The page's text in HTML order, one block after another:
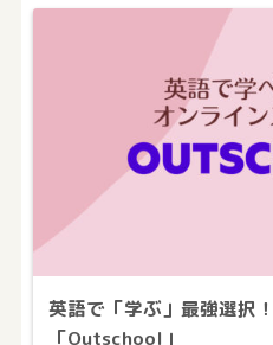
英語で「学ぶ」最強選択
「Outschool」